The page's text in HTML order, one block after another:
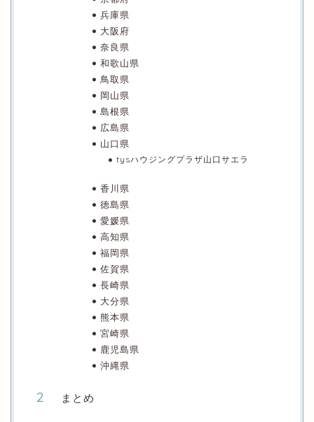
兵庫県
大阪府
奈良県
和歌山県
鳥取県
岡山県
島根県
広島県
山口県
tysハウジングプラザ山口サエラ
香川県
徳島県
愛媛県
高知県
福岡県
佐賀県
長崎県
大分県
熊本県
宮崎県
鹿児島県
沖縄県
まとめ